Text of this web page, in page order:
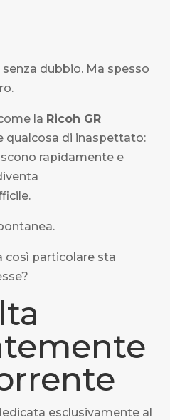
dubbio. Ma spesso
la Ricoh GR
qualcosa di inaspettato:
rapidamente e
così particolare sta
esclusivamente al